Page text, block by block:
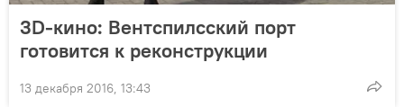
3D-кино: Вентспилсский порт
готовится к реконструкции
13 декабря 2016, 13:43